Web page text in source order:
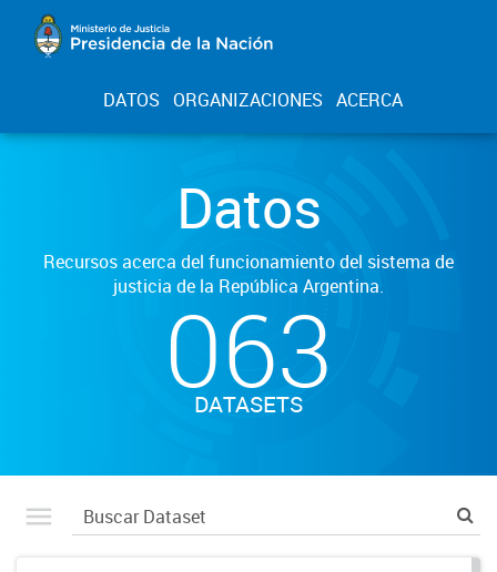
DATOS ORGANIZACIONES ACERCA
Datos
Recursos acerca del funcionamiento del sistema de
justicia de la República Argentina.
063
DATASETS